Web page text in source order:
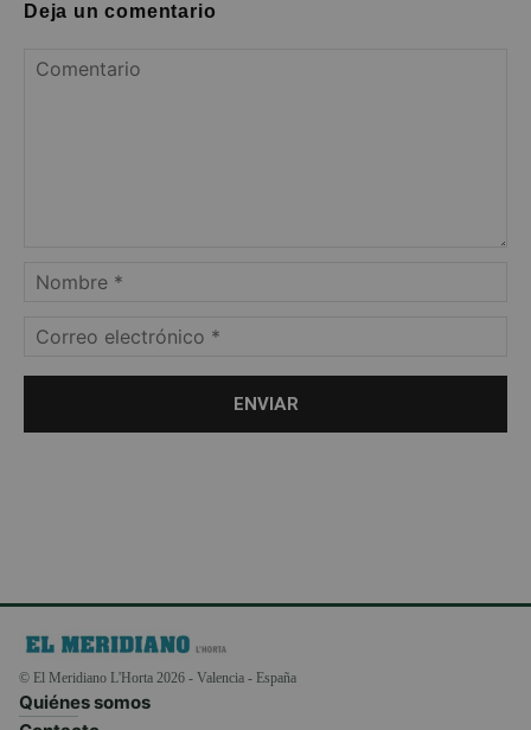
Deja un comentario
© El Meridiano L'Horta 2026 - Valencia - España
Quiénes somos